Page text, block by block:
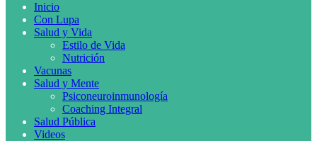
Inicio
Con Lupa
Salud y Vida
Estilo de Vida
Nutrición
Vacunas
Salud y Mente
Psiconeuroinmunología
Coaching Integral
Salud Pública
Videos